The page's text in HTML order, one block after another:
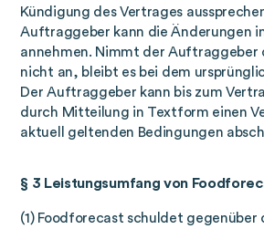
Kündigung des Vertrages
Auftraggeber kann die Änderungen
annehmen. Nimmt der Auftraggeber
nicht an, bleibt es bei dem
Der Auftraggeber kann bis zum
durch Mitteilung in Textform einen
aktuell geltenden Bedingungen
§ 3 Leistungsumfang von
(1) Foodforecast schuldet